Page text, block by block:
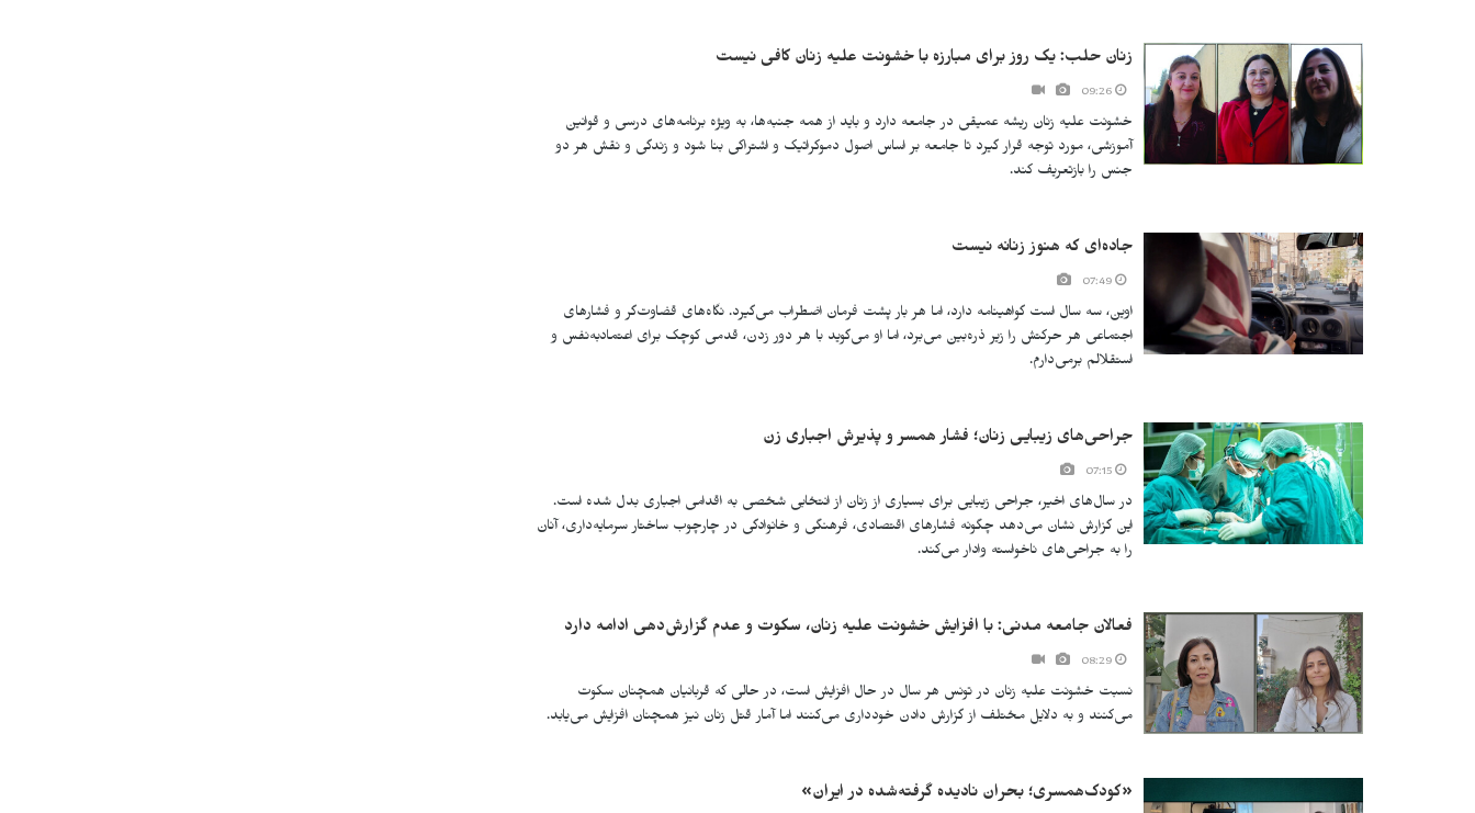
زنان حلب: یک روز برای مبارزه با خشونت علیه زنان کافی نیست
خشونت علیه زنان ریشه عمیقی در جامعه دارد و باید از همه جنبه‌ها، به ویژه برنامه‌های درسی و قوانین
آموزشی، مورد توجه قرار گیرد تا جامعه بر اساس اصول دموکراتیک و اشتراکی بنا شود و زندگی و نقش هر دو
جنس را بازتعریف کند.
جاده‌ای که هنوز زنانه نیست
اوین، سه سال است گواهینامه دارد، اما هر بار پشت فرمان اضطراب می‌گیرد. نگاه‌های قضاوت‌گر و فشارهای
اجتماعی هر حرکتش را زیر ذره‌بین می‌برد، اما او می‌گوید با هر دور زدن، قدمی کوچک برای اعتمادبه‌نفس و
استقلالم برمی‌دارم.
جراحی‌های زیبایی زنان؛ فشار همسر و پذیرش اجباری زن
در سال‌های اخیر، جراحی زیبایی برای بسیاری از زنان از انتخابی شخصی به اقدامی اجباری بدل شده است.
این گزارش نشان می‌دهد چگونه فشارهای اقتصادی، فرهنگی و خانوادگی در چارچوب ساختار سرمایه‌داری، آنان
را به جراحی‌های ناخواسته وادار می‌کند.
فعالان جامعه مدنی: با افزایش خشونت علیه زنان، سکوت و عدم گزارش‌دهی ادامه دارد
نسبت خشونت علیه زنان در تونس هر سال در حال افزایش است، در حالی که قربانیان همچنان سکوت
می‌کنند و به دلایل مختلف از گزارش دادن خودداری می‌کنند اما آمار قتل زنان نیز همچنان افزایش می‌یابد.
«کودک‌همسری؛ بحران نادیده‌ گرفته‌شده در ایران»